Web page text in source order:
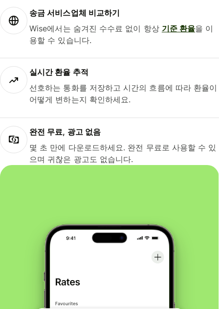
송금 서비스업체 비교하기
Wise에서는 숨겨진 수수료 없이 항상 기준 환율을 이
용할 수 있습니다.
실시간 환율 추적
선호하는 통화를 저장하고 시간의 흐름에 따라 환율이
어떻게 변하는지 확인하세요.
완전 무료, 광고 없음
몇 초 만에 다운로드하세요. 완전 무료로 사용할 수 있
으며 귀찮은 광고도 없습니다.